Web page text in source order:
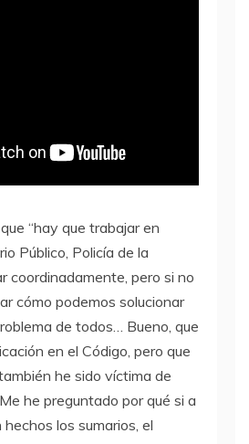
“hay que trabajar en
Público, Policía de la
coordinadamente, pero si no
cómo podemos solucionar
de todos… Bueno, que
en el Código, pero que
he sido víctima de
he preguntado por qué si a
los sumarios, el